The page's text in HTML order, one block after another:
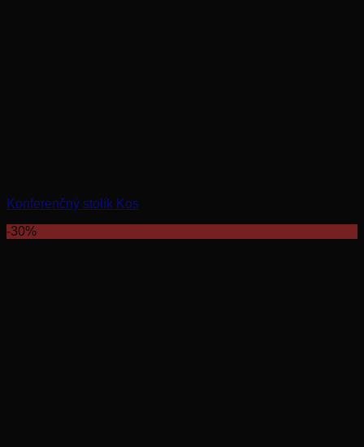
Konferenčný stolík Kos
-30%